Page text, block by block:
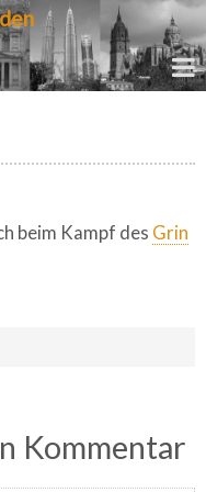
beim Kampf des Grin
Kommentar